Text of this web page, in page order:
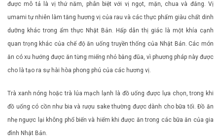
được mô tả là vị thứ năm, phân biệt với vị ngọt, mặn, chua và đắng. Vị
umami tự nhiên làm tăng hương vị của rau và các thực phẩm giàu chất dinh
dưỡng khác trong ẩm thực Nhật Bản. Hấp dẫn thị giác là một khía cạnh
quan trọng khác của chế độ ăn uống truyền thống của Nhật Bản. Các món
ăn có xu hướng được ăn từng miếng nhỏ bằng đũa, vì phương pháp này được
cho là tạo ra sự hài hòa phong phú của các hương vị.
Trà xanh nóng hoặc trà lúa mạch lạnh là đồ uống được lựa chọn, trong khi
đồ uống có cồn như bia và rượu sake thường được dành cho bữa tối. Đồ ăn
nhẹ ngược lại không phổ biến và hiếm khi được ăn trong các bữa ăn của gia
đình Nhật Bản.